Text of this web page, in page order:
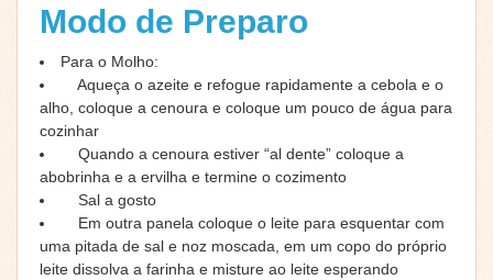
Modo de Preparo
Para o Molho:
Aqueça o azeite e refogue rapidamente a cebola e o
alho, coloque a cenoura e coloque um pouco de água para
cozinhar
Quando a cenoura estiver “al dente” coloque a
abobrinha e a ervilha e termine o cozimento
Sal a gosto
Em outra panela coloque o leite para esquentar com
uma pitada de sal e noz moscada, em um copo do próprio
leite dissolva a farinha e misture ao leite esperando